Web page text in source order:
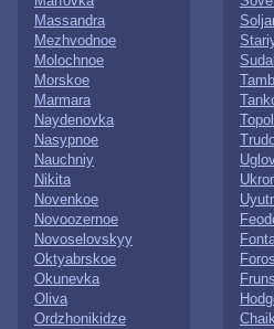
Massandra
Mezhvodnoe
Molochnoe
Morskoe
Marmara
Naydenovka
Nasypnoe
Nauchniy
Nikita
Novenkoe
Novoozernoe
Novoselovskyy
Oktyabrskoe
Okunevka
Oliva
Ordzhonikidze